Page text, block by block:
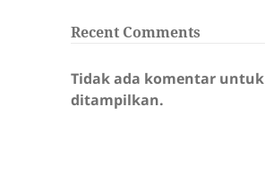
Recent Comments
Tidak ada komentar untuk
ditampilkan.